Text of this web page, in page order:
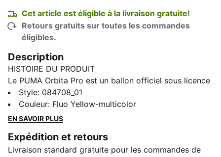
Cet article est éligible à la livraison gratuite!
Retours gratuits sur toutes les commandes
éligibles.
Description
HISTOIRE DU PRODUIT
Le PUMA Orbita Pro est un ballon officiel sous licence
Premier League 25/26. Inspirée des nuits électrisantes
sous les lumières, cette version haute visibilité est
conçue pour se démarquer. Doté de 12 panneaux
fréquence offrant une durabilité à long terme et un
toucher doux par tous les temps, il est conçu pour
Style: 084708_01
Couleur: Fluo Yellow-multicolor
EN SAVOIR PLUS
Expédition et retours
Livraison standard gratuite pour les commandes de